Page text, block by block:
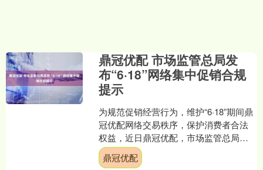
鼎冠优配 市场监管总局发
布“6·18”网络集中促销合规
提示
为规范促销经营行为，维护“6·18”期间鼎
冠优配网络交易秩序，保护消费者合法
权益，近日鼎冠优配，市场监管总局向
综合电商、直播电商、跨境电商等平台
企业发布“6·1....
鼎冠优配